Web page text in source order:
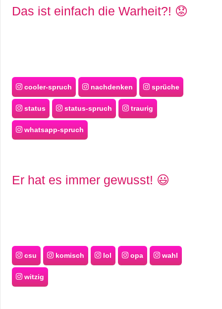
Das ist einfach die Warheit?! 😟
cooler-spruch nachdenken sprüche
status status-spruch traurig
whatsapp-spruch
Er hat es immer gewusst! 😃
csu komisch lol opa wahl
witzig